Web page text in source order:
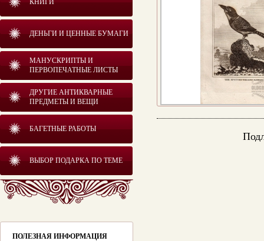
КНИГИ
ДЕНЬГИ И ЦЕННЫЕ БУМАГИ
МАНУСКРИПТЫ И
ПЕРВОПЕЧАТНЫЕ ЛИСТЫ
ДРУГИЕ АНТИКВАРНЫЕ
ПРЕДМЕТЫ И ВЕЩИ
БАГЕТНЫЕ РАБОТЫ
ВЫБОР ПОДАРКА ПО ТЕМЕ
ПОЛЕЗНАЯ ИНФОРМАЦИЯ